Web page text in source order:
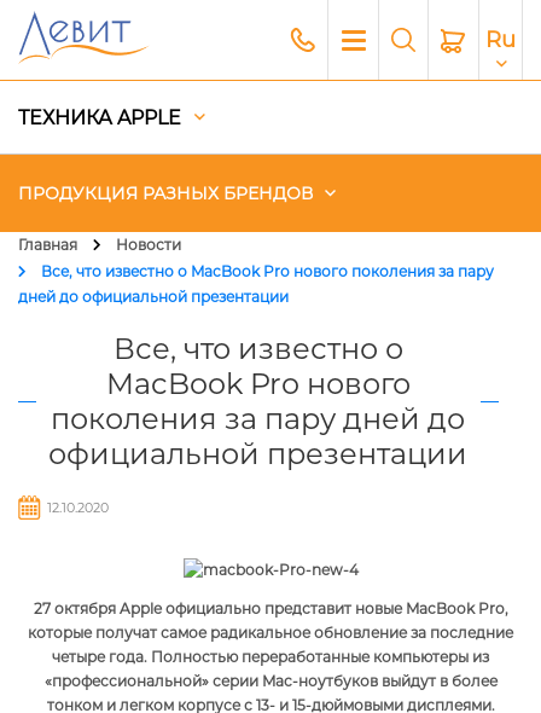
Ru
ТЕХНИКА APPLE
ПРОДУКЦИЯ РАЗНЫХ БРЕНДОВ
Чехлы
Акустика
Генераторы и Зарядные
станции
Гаджеты
Главная
Новости
Все, что известно о MacBook Pro нового поколения за пару
дней до официальной презентации
Все, что известно о
MacBook Pro нового
поколения за пару дней до
официальной презентации
12.10.2020
27 октября Apple официально представит новые MacBook Pro,
которые получат самое радикальное обновление за последние
четыре года. Полностью переработанные компьютеры из
«профессиональной» серии Mac-ноутбуков выйдут в более
тонком и легком корпусе с 13- и 15-дюймовыми дисплеями.